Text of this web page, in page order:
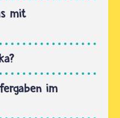
mit
im